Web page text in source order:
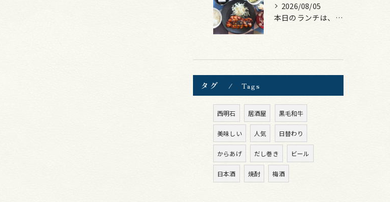
2026/08/05
本日のランチは、ロース豚カツ梅はさみ！
タグ Tags
西明石 居酒屋 黒毛和牛
美味しい 人気 日替わり
からあげ だし巻き ビール
日本酒 焼酎 梅酒